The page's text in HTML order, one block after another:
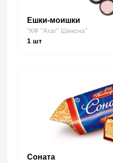
Ешки-моишки
"КФ "Атаг" Шексна"
1 шт
Соната